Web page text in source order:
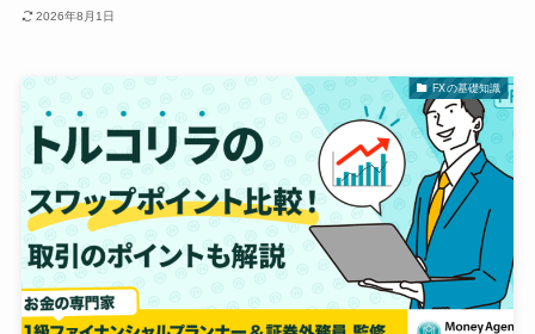
2026年8月1日
FXの基礎知識